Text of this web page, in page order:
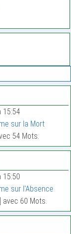
15:54
sur la Mort
54 Mots.
15:50
sur l'Absence
avec 60 Mots.